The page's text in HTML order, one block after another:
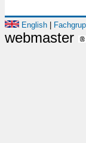
English
webmaster